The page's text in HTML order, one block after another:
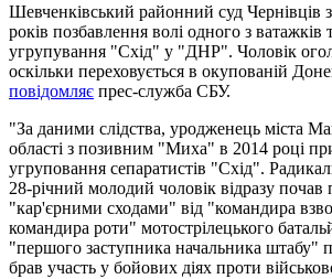
Шевченківський районний суд Чернівців
років позбавлення волі одного з ватажків
угрупування "Схід" у "ДНР". Чоловік
оскільки переховується в окупованій
повідомляє прес-служба СБУ.
"За даними слідства, уродженець міста
області з позивним "Миха" в 2014 році
угруповання сепаратистів "Схід".
28-річний молодий чоловік відразу почав
"кар'єрними сходами" від "командира
командира роти" мотострілецького
"першого заступника начальника штабу"
брав участь у бойових діях проти